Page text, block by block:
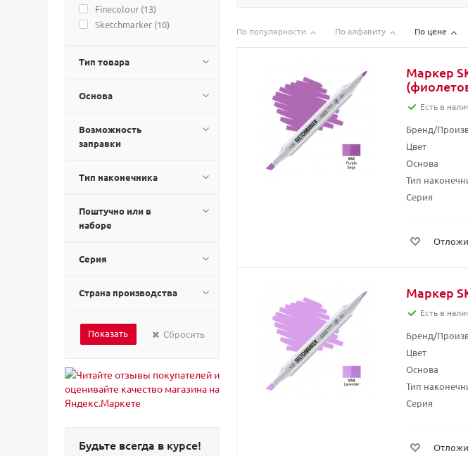
Finecolour (13)
Sketchmarker (10)
Тип товара
Основа
Возможность
заправки
Тип наконечника
Поштучно или в
наборе
Серия
Страна производства
Сбросить
Будьте всегда в курсе!
По популярности По алфавиту По цене
Маркер
Есть в
Бренд/
Цвет
Основа
Тип
Серия
Маркер
Есть в
Бренд/
Цвет
Основа
Тип
Серия